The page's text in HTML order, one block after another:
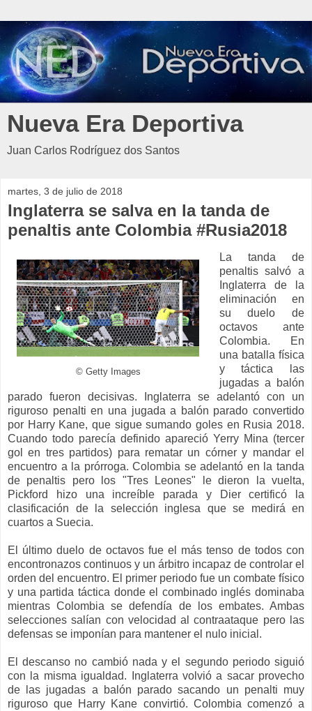
Nueva Era Deportiva
Juan Carlos Rodríguez dos Santos
martes, 3 de julio de 2018
Inglaterra se salva en la tanda de
penaltis ante Colombia #Rusia2018
© Getty Images
La tanda de
penaltis salvó a
Inglaterra de la
eliminación en
su duelo de
octavos ante
Colombia. En
una batalla física
y táctica las
jugadas a balón
parado fueron decisivas. Inglaterra se adelantó con un
riguroso penalti en una jugada a balón parado convertido
por Harry Kane, que sigue sumando goles en Rusia 2018.
Cuando todo parecía definido apareció Yerry Mina (tercer
gol en tres partidos) para rematar un córner y mandar el
encuentro a la prórroga. Colombia se adelantó en la tanda
de penaltis pero los "Tres Leones" le dieron la vuelta,
Pickford hizo una increíble parada y Dier certificó la
clasificación de la selección inglesa que se medirá en
cuartos a Suecia.
El último duelo de octavos fue el más tenso de todos con
encontronazos continuos y un árbitro incapaz de controlar el
orden del encuentro. El primer periodo fue un combate físico
y una partida táctica donde el combinado inglés dominaba
mientras Colombia se defendía de los embates. Ambas
selecciones salían con velocidad al contraataque pero las
defensas se imponían para mantener el nulo inicial.
El descanso no cambió nada y el segundo periodo siguió
con la misma igualdad. Inglaterra volvió a sacar provecho
de las jugadas a balón parado sacando un penalti muy
riguroso que Harry Kane convirtió. Colombia comenzó a